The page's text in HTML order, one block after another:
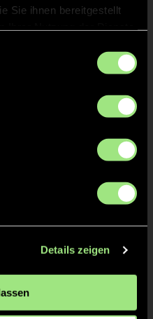
Sie ihnen bereitgestellt
Details zeigen
K = Kapitän